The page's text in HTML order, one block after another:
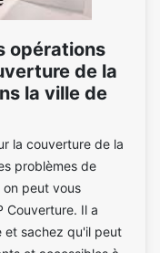
opérations
de la
la ville de
la couverture de la
problèmes de
peut vous
Couverture. Il a
et sachez qu'il peut